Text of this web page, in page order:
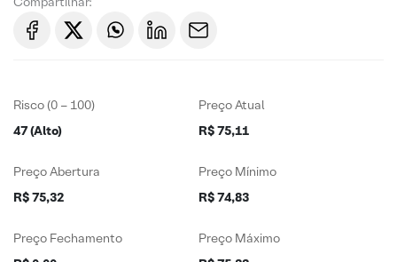
Risco (0 – 100)
47 (Alto)
Preço Atual
R$ 75,11
Preço Abertura
R$ 75,32
Preço Mínimo
R$ 74,83
Preço Fechamento
Preço Máximo